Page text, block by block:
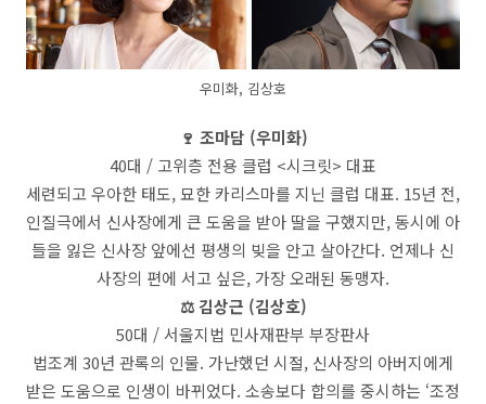
우미화, 김상호
🍷 조마담 (우미화)
40대 / 고위층 전용 클럽 <시크릿> 대표
세련되고 우아한 태도, 묘한 카리스마를 지닌 클럽 대표. 15년 전,
인질극에서 신사장에게 큰 도움을 받아 딸을 구했지만, 동시에 아
들을 잃은 신사장 앞에선 평생의 빚을 안고 살아간다. 언제나 신
사장의 편에 서고 싶은, 가장 오래된 동맹자.
⚖️ 김상근 (김상호)
50대 / 서울지법 민사재판부 부장판사
법조계 30년 관록의 인물. 가난했던 시절, 신사장의 아버지에게
받은 도움으로 인생이 바뀌었다. 소송보다 합의를 중시하는 ‘조정